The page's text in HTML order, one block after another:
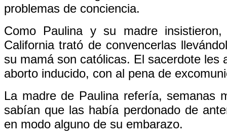
problemas de conciencia.
Como Paulina y su madre
California trató de convencerlas
su mamá son católicas. El sacerdote
aborto inducido, con al pena de
La madre de Paulina refería, semanas
sabían que las había perdonado de
en modo alguno de su embarazo.